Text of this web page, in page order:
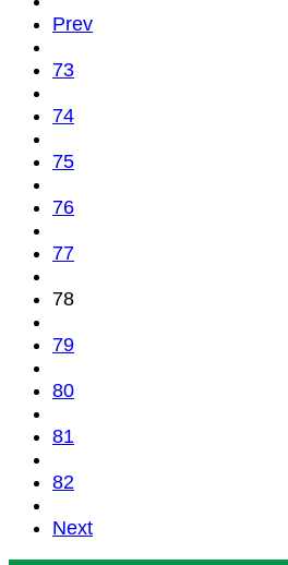
Prev
73
74
75
76
77
78
79
80
81
82
Next